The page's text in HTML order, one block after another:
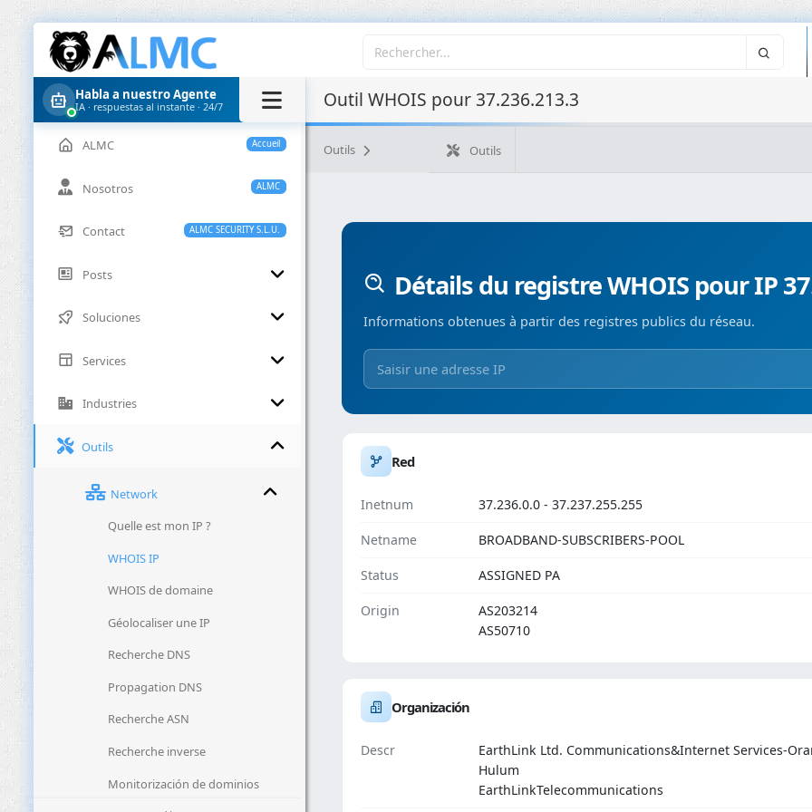
Habla a nuestro Agente
IA · respuestas al instante · 24/7
Accueil
ALMC
ALMC
Nosotros
ALMC SECURITY S.L.U.
Contact
Posts
Soluciones
Services
Industries
Outils
Network
Quelle est mon IP ?
WHOIS IP
WHOIS de domaine
Géolocaliser une IP
Recherche DNS
Propagation DNS
Recherche ASN
Recherche inverse
Monitorización de dominios
Outil WHOIS pour 37.236.213.3
Outils Outils
Détails du registre WHOIS pour IP
Informations obtenues à partir des registres publics du réseau.
Red
Inetnum 37.236.0.0 - 37.237.255.255
Netname BROADBAND-SUBSCRIBERS-POOL
Status ASSIGNED PA
Origin
AS203214
AS50710
Organización
Descr
EarthLink Ltd. Communications&Internet Services-
Hulum
EarthLinkTelecommunications